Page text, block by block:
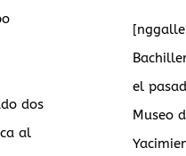
dos
al
el
Museo